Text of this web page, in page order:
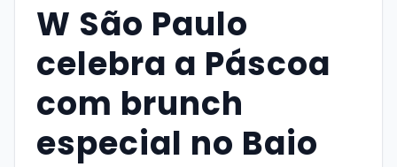
W São Paulo
celebra a Páscoa
com brunch
especial no Baio